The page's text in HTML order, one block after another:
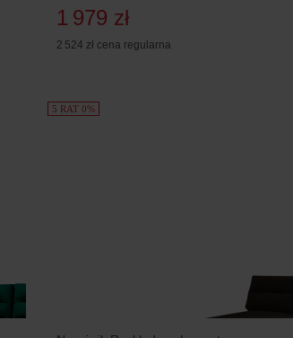
1 979 zł
2 524 zł cena regularna
5 RAT 0%